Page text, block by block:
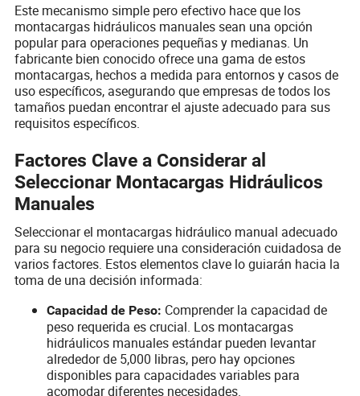
Este mecanismo simple pero efectivo hace que los
montacargas hidráulicos manuales sean una opción
popular para operaciones pequeñas y medianas. Un
fabricante bien conocido ofrece una gama de estos
montacargas, hechos a medida para entornos y casos de
uso específicos, asegurando que empresas de todos los
tamaños puedan encontrar el ajuste adecuado para sus
requisitos específicos.
Factores Clave a Considerar al
Seleccionar Montacargas Hidráulicos
Manuales
Seleccionar el montacargas hidráulico manual adecuado
para su negocio requiere una consideración cuidadosa de
varios factores. Estos elementos clave lo guiarán hacia la
toma de una decisión informada:
Capacidad de Peso: Comprender la capacidad de
peso requerida es crucial. Los montacargas
hidráulicos manuales estándar pueden levantar
alrededor de 5,000 libras, pero hay opciones
disponibles para capacidades variables para
acomodar diferentes necesidades.